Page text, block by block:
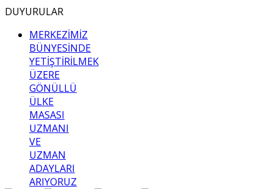
DUYURULAR
MERKEZİMİZ
BÜNYESİNDE
YETİŞTİRİLMEK
ÜZERE
GÖNÜLLÜ
ÜLKE
MASASI
UZMANI
VE
UZMAN
ADAYLARI
ARIYORUZ